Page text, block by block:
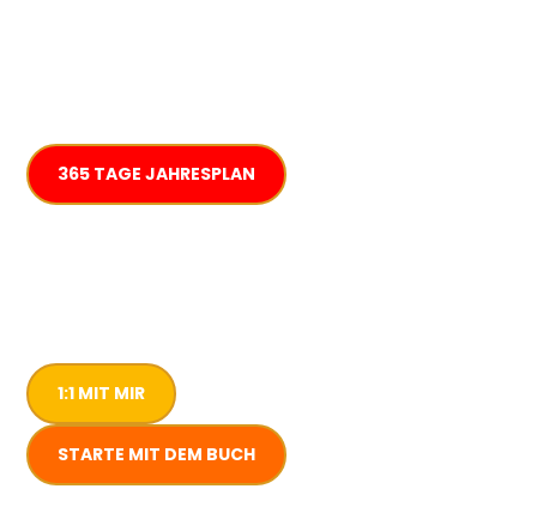
365 TAGE JAHRESPLAN
1:1 MIT MIR
STARTE MIT DEM BUCH